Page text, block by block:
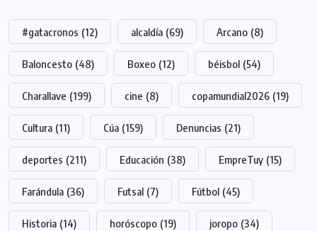
#gatacronos (12) alcaldía (69) Arcano (8)
Baloncesto (48) Boxeo (12) béisbol (54)
Charallave (199) cine (8) copamundial2026 (19)
Cultura (11) Cúa (159) Denuncias (21)
deportes (211) Educación (38) EmpreTuy (15)
Farándula (36) Futsal (7) Fútbol (45)
Historia (14) horóscopo (19) joropo (34)